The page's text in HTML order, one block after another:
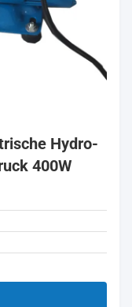
Hydro-
400W